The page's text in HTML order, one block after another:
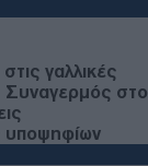
γαλλικές
Συναγερμός στο
υποψηφίων